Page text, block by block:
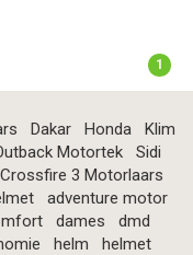
1
Dakar Honda
Klim
Motortek
Sidi
3 Motorlaars
adventure motor
dames
dmd
helm
helmet